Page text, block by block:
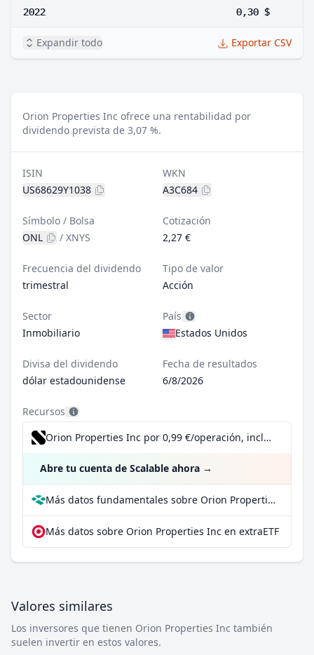
2022 0,30 $
Expandir todo Exportar CSV
Orion Properties Inc ofrece una rentabilidad por
dividendo prevista de 3,07 %.
ISIN
US68629Y1038
WKN
A3C684
Símbolo / Bolsa
ONL
/ XNYS
Cotización
2,27 €
Frecuencia del dividendo
trimestral
Tipo de valor
Acción
Sector
Inmobiliario
País
Estados Unidos
Divisa del dividendo
dólar estadounidense
Fecha de resultados
6/8/2026
Recursos
Orion Properties Inc por 0,99 €/operación, incluido el Dividend Reinvestment Plan
Abre tu cuenta de Scalable ahora →
Más datos fundamentales sobre Orion Properties Inc en Parqet
Más datos sobre Orion Properties Inc en extraETF
Valores similares
Los inversores que tienen Orion Properties Inc también
suelen invertir en estos valores.